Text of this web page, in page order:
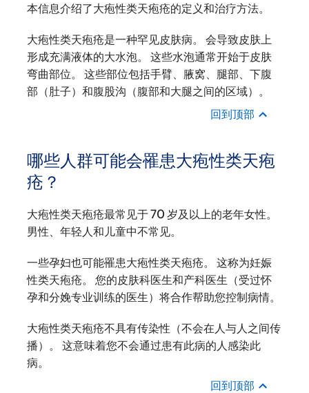
本信息介绍了大疱性类天疱疮的定义和治疗方法。
大疱性类天疱疮是一种罕见皮肤病。 会导致皮肤上
形成充满液体的大水泡。 这些水泡通常开始于皮肤
弯曲部位。 这些部位包括手臂、腋窝、腿部、下腹
部（肚子）和腹股沟（腹部和大腿之间的区域）。
回到顶部
哪些人群可能会罹患大疱性类天疱
疮？
大疱性类天疱疮最常见于 70 岁及以上的老年女性。
男性、年轻人和儿童中不常见。
一些孕妇也可能罹患大疱性类天疱疮。 这称为妊娠
性类天疱疮。 您的皮肤科医生和产科医生（受过怀
孕和分娩专业训练的医生）将合作帮助您控制病情。
大疱性类天疱疮不具有传染性（不会在人与人之间传
播）。 这意味着您不会通过患有此病的人感染此
病。
回到顶部